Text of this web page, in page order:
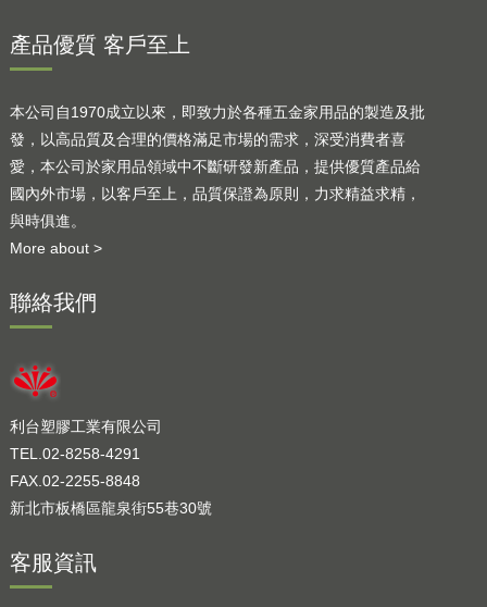
產品優質 客戶至上
本公司自1970成立以來，即致力於各種五金家用品的製造及批
發，以高品質及合理的價格滿足市場的需求，深受消費者喜
愛，本公司於家用品領域中不斷研發新產品，提供優質產品給
國內外市場，以客戶至上，品質保證為原則，力求精益求精，
與時俱進。
More about >
聯絡我們
利台塑膠工業有限公司
TEL.02-8258-4291
FAX.02-2255-8848
新北市板橋區龍泉街55巷30號
客服資訊